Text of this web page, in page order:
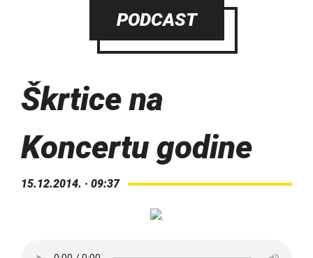
PODCAST
Škrtice na
Koncertu godine
15.12.2014. · 09:37